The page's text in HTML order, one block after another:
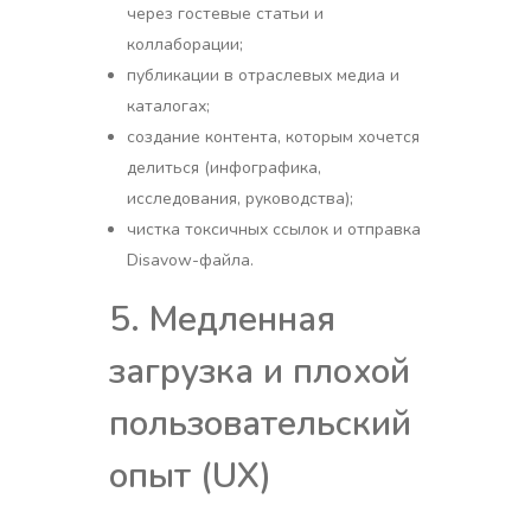
через гостевые статьи и
коллаборации;
публикации в отраслевых медиа и
каталогах;
создание контента, которым хочется
делиться (инфографика,
исследования, руководства);
чистка токсичных ссылок и отправка
Disavow-файла.
5. Медленная
загрузка и плохой
пользовательский
опыт (UX)